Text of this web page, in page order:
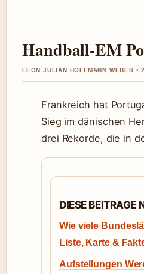
Handball-EM
LEON JULIAN HOFFMANN WEBER
Frankreich hat
Sieg im dänischen
drei Rekorde, die in
DIESE BEITRAGE
Wie viele
Liste, Karte &
Aufstellungen